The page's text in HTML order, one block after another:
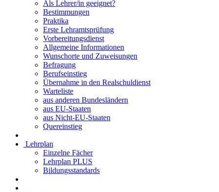
Als Lehrer/in geeignet?
Bestimmungen
Praktika
Erste Lehramtsprüfung
Vorbereitungsdienst
Allgemeine Informationen
Wunschorte und Zuweisungen
Befragung
Berufseinstieg
Übernahme in den Realschuldienst
Warteliste
aus anderen Bundesländern
aus EU-Staaten
aus Nicht-EU-Staaten
Quereinstieg
Lehrplan
Einzelne Fächer
Lehrplan PLUS
Bildungsstandards